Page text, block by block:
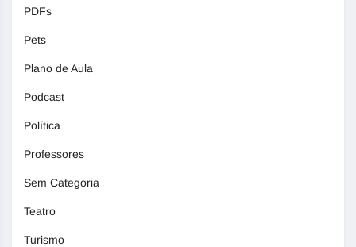
PDFs
Pets
Plano de Aula
Podcast
Política
Professores
Sem Categoria
Teatro
Turismo